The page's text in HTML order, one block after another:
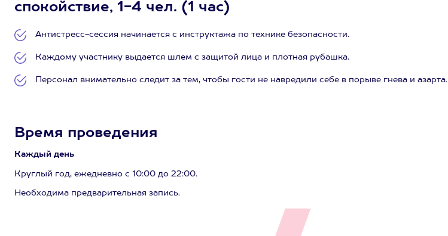
спокойствие, 1-4 чел. (1 час)
Антистресс-сессия начинается с инструктажа по технике безопасности.
Каждому участнику выдается шлем с защитой лица и плотная рубашка.
Персонал внимательно следит за тем, чтобы гости не навредили себе в порыве гнева и азарта.
Время проведения
Каждый день
Круглый год, ежедневно с 10:00 до 22:00.
Необходима предварительная запись.